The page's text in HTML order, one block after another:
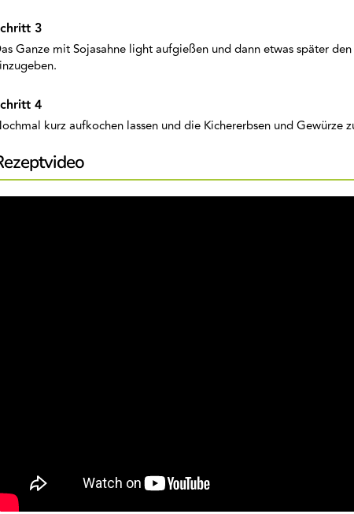
Ganze mit Sojasahne light aufgießen und dann etwas später
kurz aufkochen lassen und die Kichererbsen und Gewürze